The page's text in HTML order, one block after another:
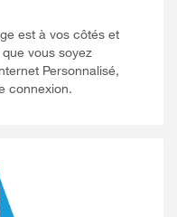
est à vos côtés et
vous soyez
Personnalisé,
connexion.